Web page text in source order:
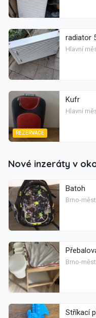
radiator
Hlavní
REZERVACE
Kufr
Hlavní
Nové inzeráty v
Batoh
Brno-
Brno-
Stříkací